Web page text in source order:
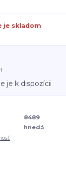
je skladom
je k dispozícii
8489
hnedá